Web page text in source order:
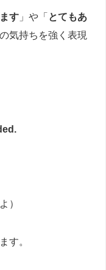
す 」や「 とてもあ
気持ちを強く表現
）
す。